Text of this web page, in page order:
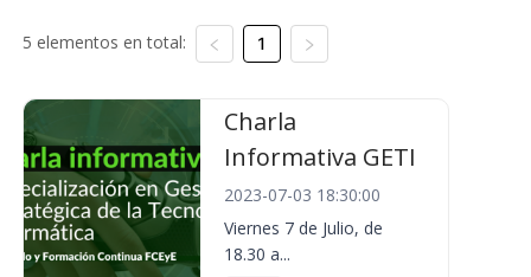
5 elementos en total: 1
Charla
Informativa GETI
2023-07-03 18:30:00
Viernes 7 de Julio, de
18.30 a...